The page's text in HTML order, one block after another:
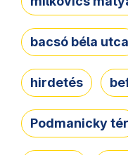
bacsó béla utca
hirdetés
Podmanicky tér